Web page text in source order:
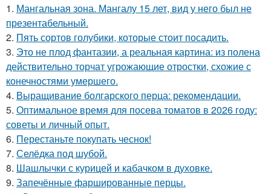
1. Мангальная зона. Мангалу 15 лет, вид у него был не
презентабельный.
2. Пять сортов голубики, которые стоит посадить.
3. Это не плод фантазии, а реальная картина: из полена
действительно торчат угрожающие отростки, схожие с
конечностями умершего.
4. Выращивание болгарского перца: рекомендации.
5. Оптимальное время для посева томатов в 2026 году:
советы и личный опыт.
6. Перестаньте покупать чеснок!
7. Селёдка под шубой.
8. Шашлычки с курицей и кабачком в духовке.
9. Запечённые фаршированные перцы.